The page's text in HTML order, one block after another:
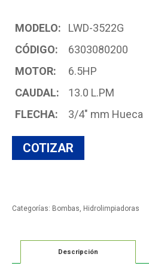
MODELO:
LWD-3522G
CÓDIGO:
6303080200
MOTOR:
6.5HP
CAUDAL:
13.0 L.PM
FLECHA:
3/4" mm Hueca
Categorías: Bombas, Hidrolimpiadoras
Descripción